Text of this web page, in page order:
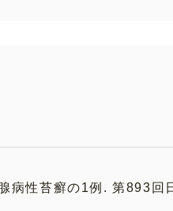
病性苔癬の1例. 第893回